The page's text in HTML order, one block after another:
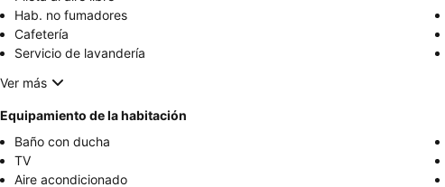
Hab. no fumadores
Cafetería
Servicio de lavandería
Ver más
Equipamiento de la habitación
Baño con ducha
TV
Aire acondicionado